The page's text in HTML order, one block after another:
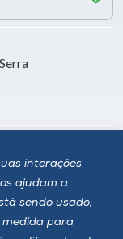
interações
ajudam a
sendo usado,
medida para